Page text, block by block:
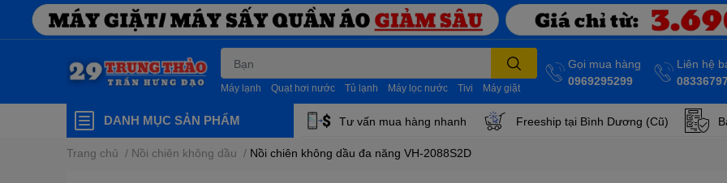
Máy lạnh Quạt hơi nước Tủ lạnh Máy lọc nước Tivi Máy giặt
Gọi mua hàng
0969295299
Liên hệ
DANH MỤC SẢN PHẨM Tư vấn mua hàng nhanh Freeship tại Bình Dương (Cũ)
Trang chủ / Nồi chiên không dầu / Nồi chiên không dầu đa năng VH-2088S2D